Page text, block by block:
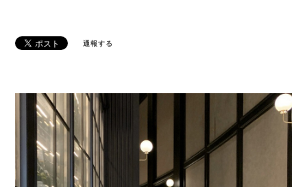
通報する